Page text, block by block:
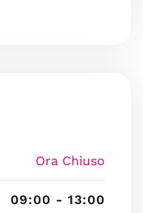
Ora Chiuso
09:00 - 13:00